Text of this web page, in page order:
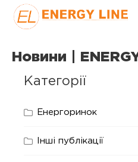
Новини |
Категорії
Енергоринок
Інші публікації